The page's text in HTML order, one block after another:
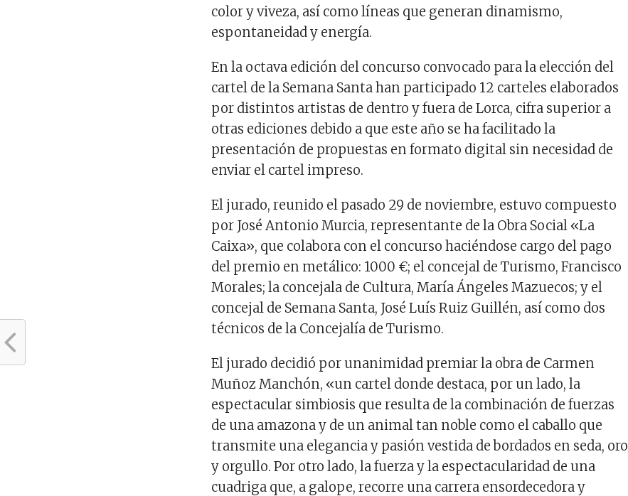
color y viveza, así como líneas que generan dinamismo,
espontaneidad y energía.
En la octava edición del concurso convocado para la elección del
cartel de la Semana Santa han participado 12 carteles elaborados
por distintos artistas de dentro y fuera de Lorca, cifra superior a
otras ediciones debido a que este año se ha facilitado la
presentación de propuestas en formato digital sin necesidad de
enviar el cartel impreso.
El jurado, reunido el pasado 29 de noviembre, estuvo compuesto
por José Antonio Murcia, representante de la Obra Social «La
Caixa», que colabora con el concurso haciéndose cargo del pago
del premio en metálico: 1000 €; el concejal de Turismo, Francisco
Morales; la concejala de Cultura, María Ángeles Mazuecos; y el
concejal de Semana Santa, José Luís Ruiz Guillén, así como dos
técnicos de la Concejalía de Turismo.
El jurado decidió por unanimidad premiar la obra de Carmen
Muñoz Manchón, «un cartel donde destaca, por un lado, la
espectacular simbiosis que resulta de la combinación de fuerzas
de una amazonay de un animal tan noble como el caballo que
transmite una elegancia y pasión vestida de bordados en seda, oro
y orgullo. Por otro lado, la fuerza y la espectacularidad de una
cuadriga que, a galope, recorre una carrera ensordecedora y